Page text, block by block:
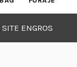
SITE ENGROS